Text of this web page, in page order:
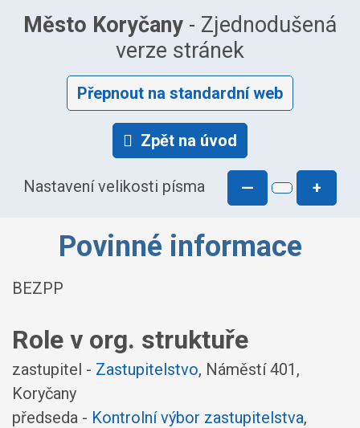
Město Koryčany - Zjednodušená
verze stránek
Přepnout na standardní web
Zpět na úvod
Nastavení velikosti písma — +
Povinné informace
BEZPP
Role v org. struktuře
zastupitel - Zastupitelstvo, Náměstí 401,
Koryčany
předseda - Kontrolní výbor zastupitelstva,